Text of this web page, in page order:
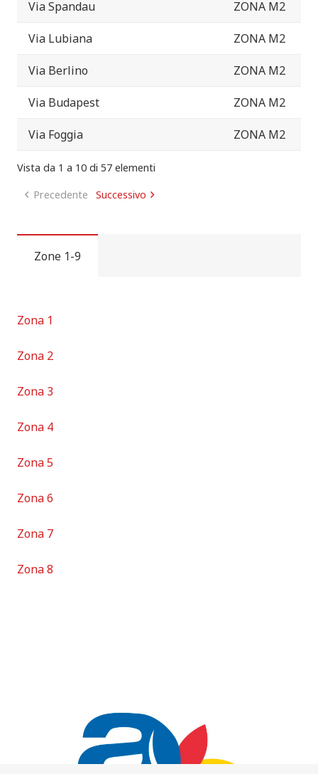
Via Spandau ZONA M2
Via Lubiana ZONA M2
Via Berlino ZONA M2
Via Budapest ZONA M2
Via Foggia ZONA M2
Vista da 1 a 10 di 57 elementi
Precedente
Successivo
Zone 1-9
Zona 1
Zona 2
Zona 3
Zona 4
Zona 5
Zona 6
Zona 7
Zona 8